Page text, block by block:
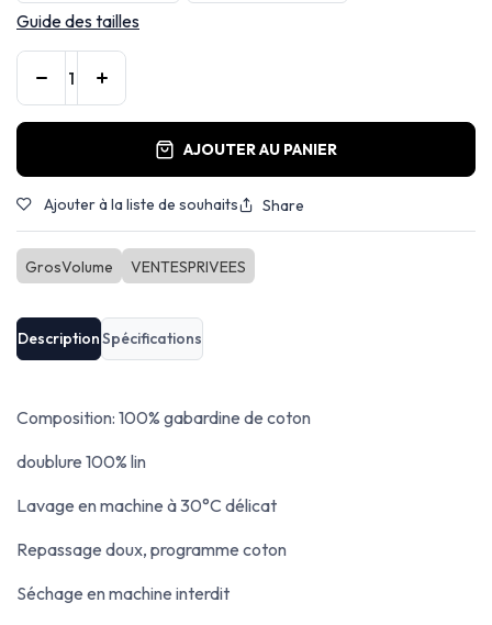
Guide des tailles
AJOUTER AU PANIER
Ajouter à la liste de souhaits Share
GrosVolume VENTESPRIVEES
DescriptionSpécifications
Composition: 100% gabardine de coton
doublure 100% lin
Lavage en machine à 30°C délicat
Repassage doux, programme coton
Séchage en machine interdit